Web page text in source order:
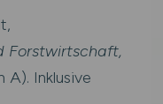
Forstwirtschaft,
Inklusive